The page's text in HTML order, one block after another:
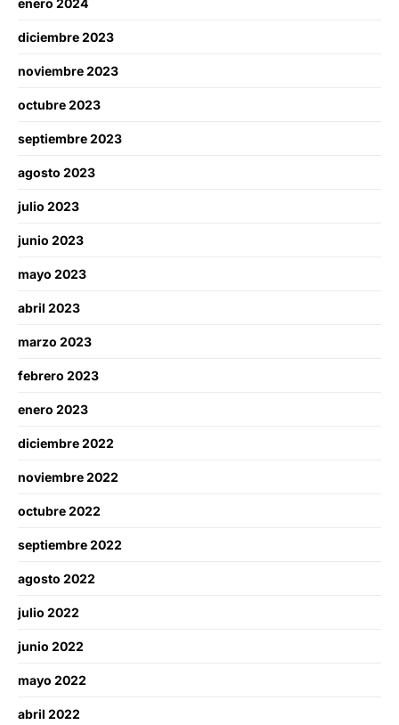
enero 2024
diciembre 2023
noviembre 2023
octubre 2023
septiembre 2023
agosto 2023
julio 2023
junio 2023
mayo 2023
abril 2023
marzo 2023
febrero 2023
enero 2023
diciembre 2022
noviembre 2022
octubre 2022
septiembre 2022
agosto 2022
julio 2022
junio 2022
mayo 2022
abril 2022